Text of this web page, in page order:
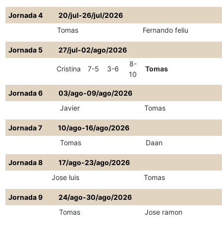
Jornada 4
20/jul-26/jul/2026
Tomas
Fernando feliu
Jornada 5 27/jul-02/ago/2026
Cristina 7-5 3-6
8-
10
Tomas
Jornada 6
03/ago-09/ago/2026
Javier
Tomas
Jornada 7
10/ago-16/ago/2026
Tomas
Daan
Jornada 8
17/ago-23/ago/2026
Jose luis
Tomas
Jornada 9
24/ago-30/ago/2026
Tomas
Jose ramon